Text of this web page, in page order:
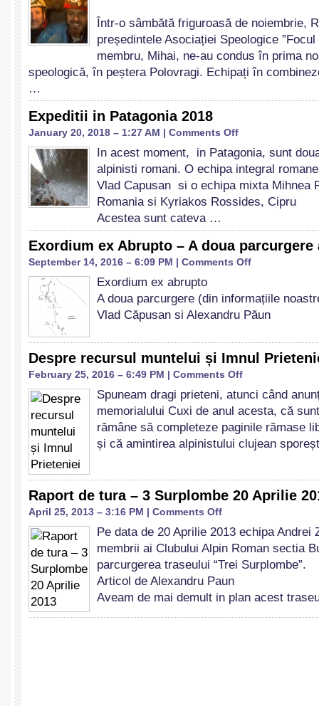
Speo
CAR
Universitar
Bucuresti
Într-o sâmbătă friguroasă de noiembrie,
președintele Asociației Speologice
membru, Mihai, ne-au condus în prima
speologică, în peștera Polovragi. Echipați în
…
Expeditii in Patagonia 2018
January 20, 2018 – 1:27 AM | Comments Offon
in
Patagonia
2018
In acest moment, in Patagonia, sunt
alpinisti romani. O echipa integral
Vlad Capusan si o echipa mixta Mihnea
Romania si Kyriakos Rossides, Cipru
Acestea sunt cateva …
Exordium ex Abrupto – A doua
September 14, 2016 – 6:09 PM | Comments Offon
Abrupto
–
a
Exordium ex abrupto
A doua parcurgere (din informațiile
Vlad Căpusan si Alexandru Păun
Despre recursul muntelui și Imnul
February 25, 2016 – 6:49 PM | Comments Offon
recursul
muntelui
și
Prieteniei
Spuneam dragi prieteni, atunci când
memorialului Cuxi de anul acesta, că
rămâne să completeze paginile rămase
și că amintirea alpinistului clujean
Raport de tura – 3 Surplombe 20 Aprilie
April 25, 2013 – 3:16 PM | Comments Offon
de
tura
–
Surplombe
20
Pe data de 20 Aprilie 2013 echipa Andrei
membrii ai Clubului Alpin Roman sectia
parcurgerea traseului “Trei Surplombe”.
Articol de Alexandru Paun
Aveam de mai demult in plan acest